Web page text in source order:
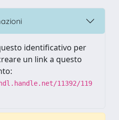
identificativo per
un link a questo
11392/119